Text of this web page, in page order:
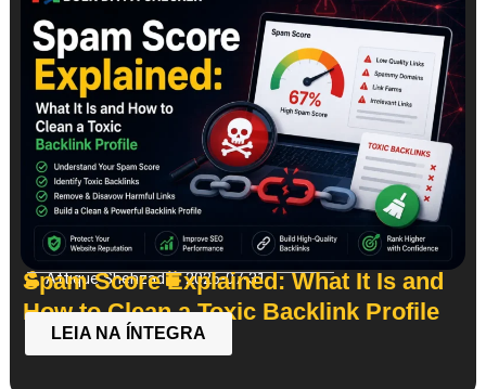
Attique Shehzad 2026-07-31
Spam Score Explained: What It Is and
How to Clean a Toxic Backlink Profile
LEIA NA ÍNTEGRA